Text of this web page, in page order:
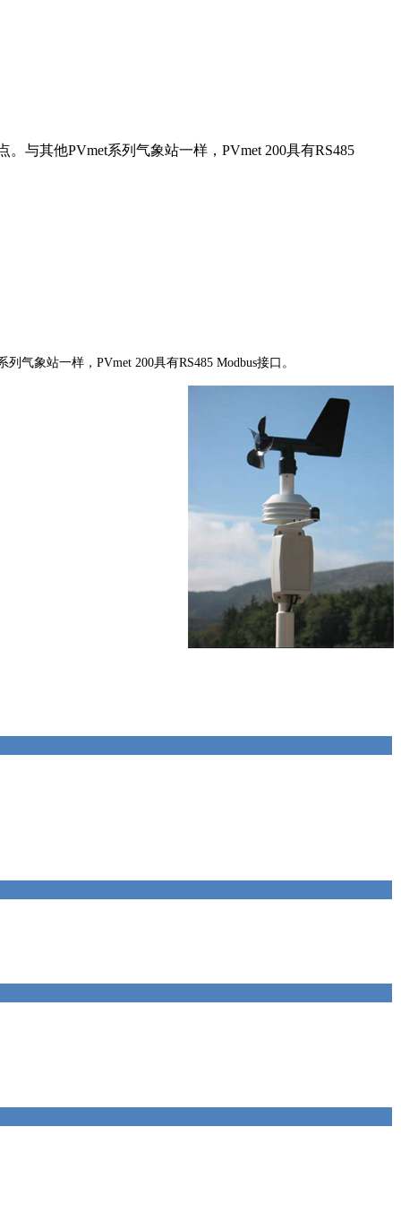
与其他PVmet系列气象站一样，PVmet 200具有RS485
气象站一样，PVmet 200具有RS485 Modbus接口。